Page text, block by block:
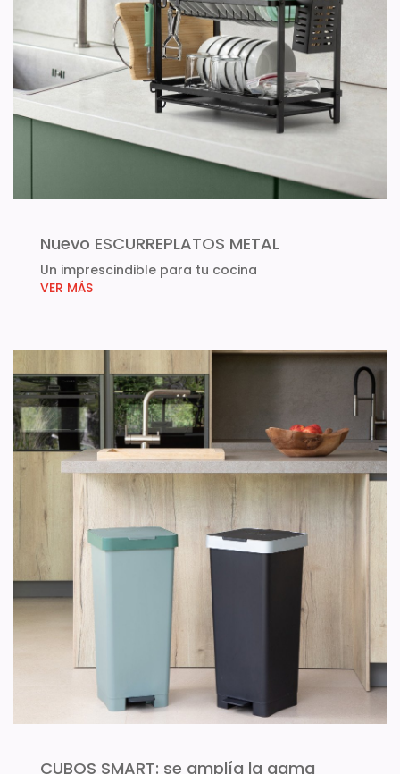
Nuevo ESCURREPLATOS METAL
Un imprescindible para tu cocina
VER MÁS
CUBOS SMART: se amplía la gama